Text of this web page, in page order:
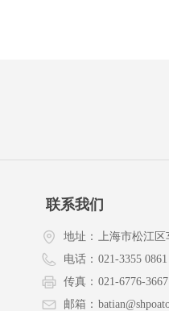
联系我们
地址： 上海市松江区
电话： 021-3355 0861
传真： 021-6776-3667
邮箱：